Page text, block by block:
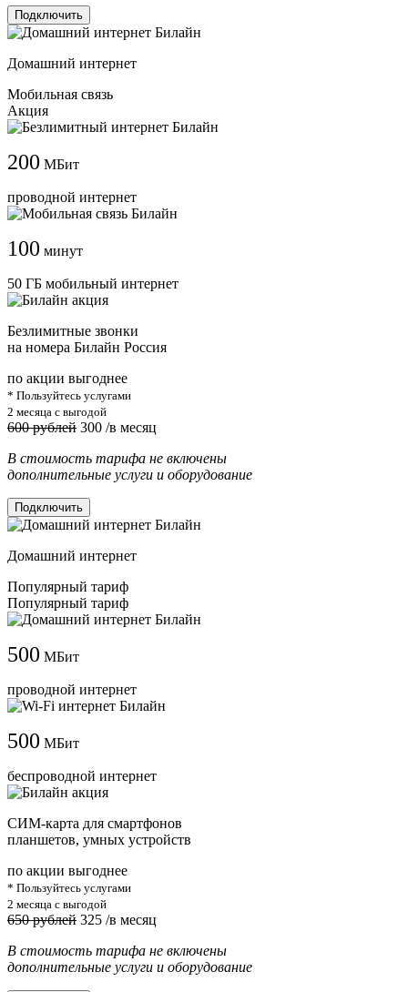
Подключить
Домашний интернет
Мобильная связь
Акция
200 МБит
проводной интернет
100 минут
50 ГБ мобильный интернет
Безлимитные звонки
на номера Билайн Россия
по акции выгоднее
* Пользуйтесь услугами
2 месяца с выгодой
600 рублей 300 /в месяц
В стоимость тарифа не включены
дополнительные услуги и оборудование
Подключить
Домашний интернет
Популярный тариф
Популярный тариф
500 МБит
проводной интернет
500 МБит
беспроводной интернет
СИМ-карта для смартфонов
планшетов, умных устройств
по акции выгоднее
* Пользуйтесь услугами
2 месяца с выгодой
650 рублей 325 /в месяц
В стоимость тарифа не включены
дополнительные услуги и оборудование